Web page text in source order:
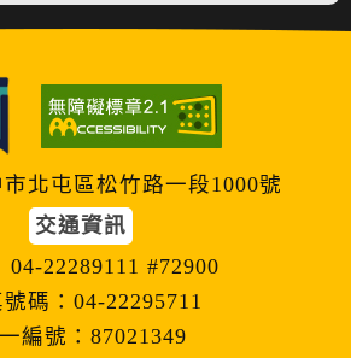
北屯區松竹路一段1000號
交通資訊
22289111 #72900
碼：04-22295711
編號：87021349